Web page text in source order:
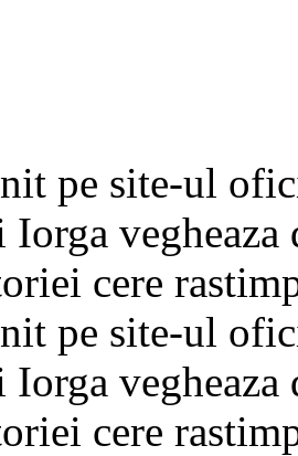
pe site-ul
Iorga
cere
pe site-ul
Iorga
cere